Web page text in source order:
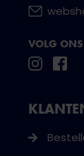
VOLG ONS